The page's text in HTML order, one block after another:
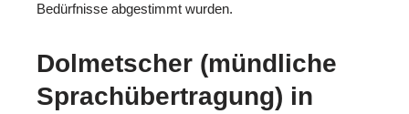
Bedürfnisse abgestimmt wurden.
Dolmetscher (mündliche
Sprachübertragung) in